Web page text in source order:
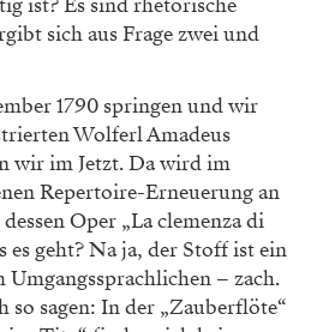
sich aus Frage zwei und
1790 springen und wir
Wolferl Amadeus
wir im Jetzt. Da wird im
nen Repertoire-Erneuerung an
Oper „La clemenza di
es geht? Na ja, der Stoff istein
lichen – zach.
so sagen: In der „Zauberflöte“